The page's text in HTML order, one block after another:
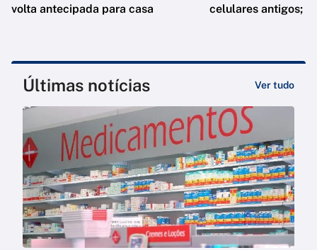
volta antecipada para casa
celulares antigos;
Últimas notícias Ver tudo